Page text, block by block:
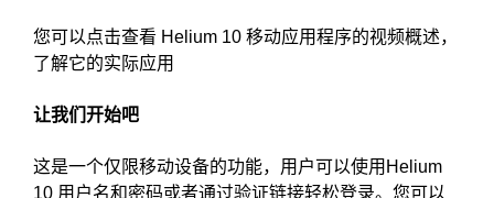
您可以点击查看 Helium 10 移动应用程序的视频概述，
了解它的实际应用
让我们开始吧
这是一个仅限移动设备的功能，用户可以使用Helium
10 用户名和密码或者通过验证链接轻松登录。您可以